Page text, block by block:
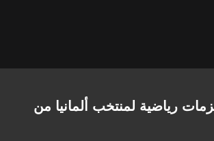
رياضية لمنتخب ألمانيا من